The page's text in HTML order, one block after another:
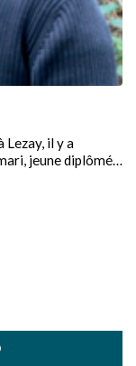
Lezay, il y a
jeune diplômé
la recherche de
troisième, elle